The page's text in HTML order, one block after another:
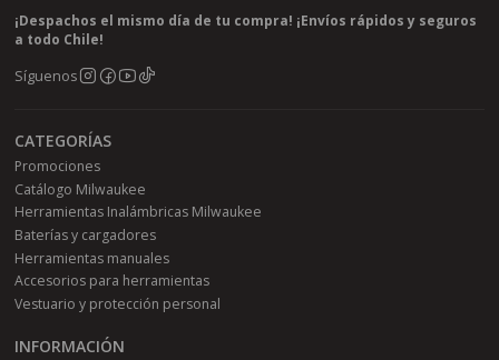
¡Despachos el mismo día de tu compra! ¡Envíos rápidos y seguros
a todo Chile!
Síguenos
CATEGORÍAS
Promociones
Catálogo Milwaukee
Herramientas Inalámbricas Milwaukee
Baterías y cargadores
Herramientas manuales
Accesorios para herramientas
Vestuario y protección personal
INFORMACIÓN